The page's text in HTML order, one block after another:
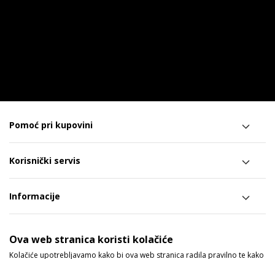
Pomoć pri kupovini
Korisnički servis
Informacije
Ova web stranica koristi kolačiće
Kolačiće upotrebljavamo kako bi ova web stranica radila pravilno te kako